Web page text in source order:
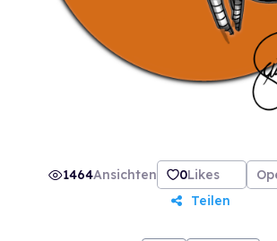
1464Ansichten 0Likes
Teilen